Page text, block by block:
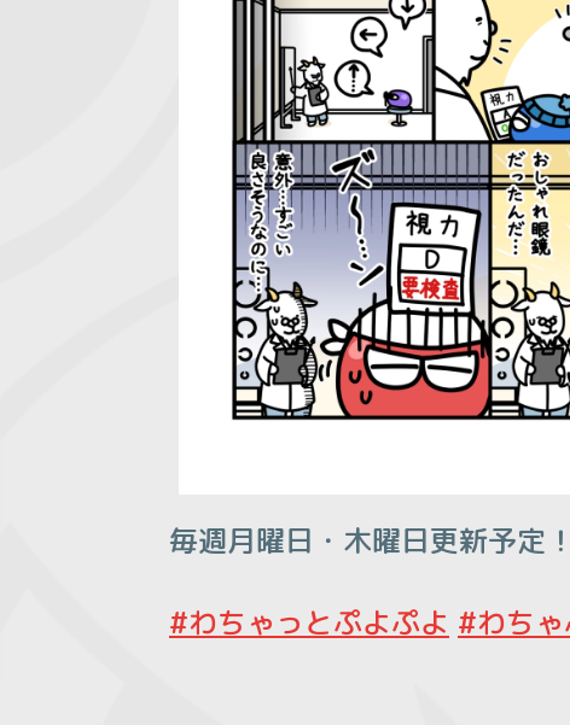
毎週月曜日・木曜日更新予定！
#わちゃっとぷよぷよ #わちゃ